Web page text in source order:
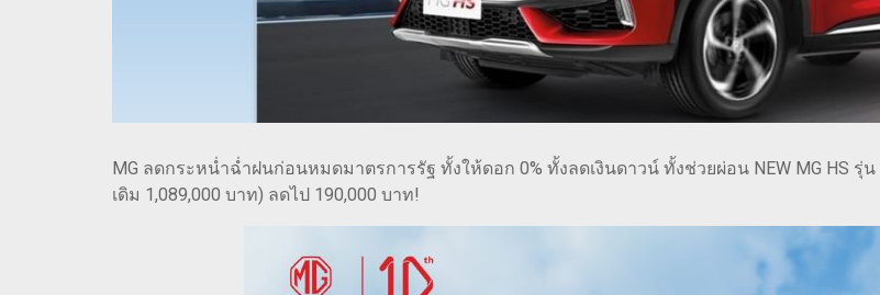
MG ลดกระหน่ำฉ่ำฝนก่อนหมดมาตรการรัฐ ทั้งให้ดอก 0% ทั้งลดเงินดาวน์ ทั้งช่วยผ่อน NEW MG HS รุ่น
เดิม 1,089,000 บาท) ลดไป 190,000 บาท!